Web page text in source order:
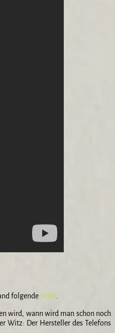
folgendeSeite.
wird, wann wird man schon noch
Witz: Der Hersteller des Telefons